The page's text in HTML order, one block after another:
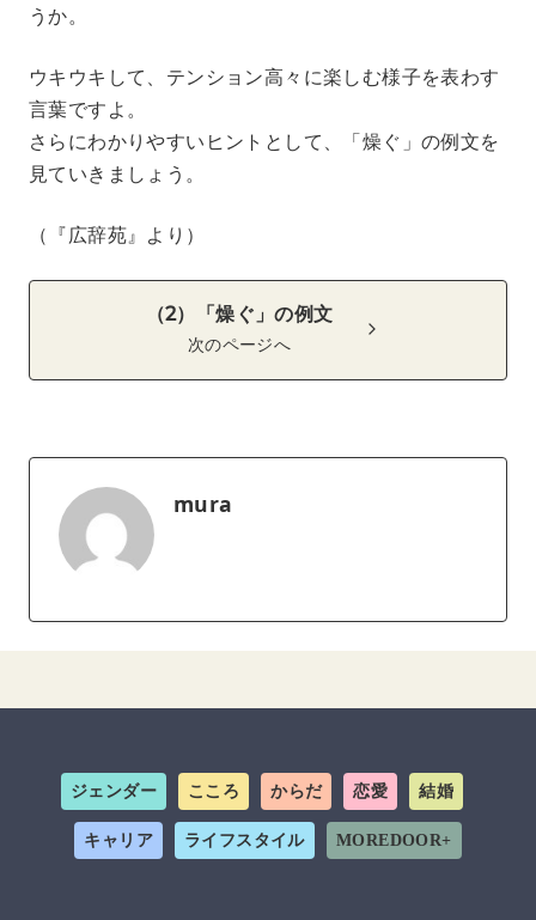
うか。
ウキウキして、テンション高々に楽しむ様子を表わす
言葉ですよ。
さらにわかりやすいヒントとして、「燥ぐ」の例文を
見ていきましょう。
（『広辞苑』より）
（2）「燥ぐ」の例文
次のページへ
mura
ジェンダー こころ からだ 恋愛 結婚
キャリア ライフスタイル MOREDOOR+